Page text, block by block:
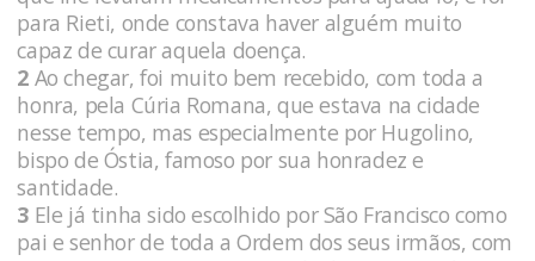
para Rieti, onde constava haver alguém muito
capaz de curar aquela doença.
2 Ao chegar, foi muito bem recebido, com toda a
honra, pela Cúria Romana, que estava na cidade
nesse tempo, mas especialmente por Hugolino,
bispo de Óstia, famoso por sua honradez e
santidade.
3 Ele já tinha sido escolhido por São Francisco como
pai e senhor de toda a Ordem dos seus irmãos, com